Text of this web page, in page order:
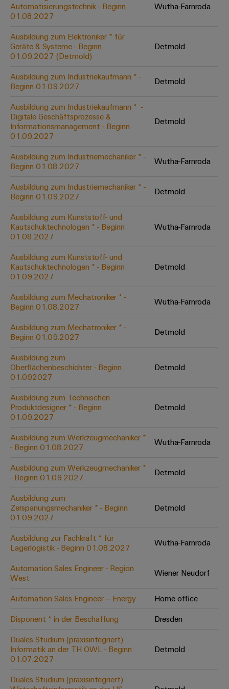
Verbindungslösungen
für
Konventionelle
Energieerzeugung
Zukunftssicherheit
für
bewährte
Maschinenbau
Lösungen
für
verschiedene
Segmente
der
und
Fabrikautomation
Öl
&
Sicherer
Betrieb
mit
Lösungen
für
Prozessindustrie
Mehr
Ressourceneffizienz
durch
Schaltschrankbau
Lösungen
die
Herausforderungen
Schaltschrankbau
Moderne
und
digitale
für
klimafreundliche
im
Schiffbau
Verbindungslösungen
die
maritime
Industrie
Wasseraufbereitung
Systeme
Lösungen
Dezentrale
Automatisierung
Lösungen
IIoT
&
Automation
Software
Industrial
Industrial
Automation
Industrial
IoT
Industrial
Security
Industrial
Service
Platform
easyConnect
Regler
Gerätehersteller
Leiterplattensteckverbinder
&
PCB
Services
Equipment
(OEM)
Elektronikgehäuse
Blitz-
und
Überspannungsschutz
PV
Feldbusverteiler
Automatisierung
&
Software
I/O-
Systeme
Industrial
Ethernet
Touch-
Panels
Engineering-
Visualisierungstools
Energiemessung
und
Smart
Metering
Weidmüller
AI
Access
&
Services
Industrial
Platform
easyConnect
Werkstatt
&
Technischer
Support
Umweltbezogene
Produktkonformität
Engineering
Daten
Technische
Produktkataloge
Reparatur
und
Ersatzteile
Trainings
Webinare
PSIRT
Digitale
Bestellmöglichkeiten
eShop
OCI-
EDI-
Schnittstelle
ALLE
SERVICES
Pressekontakt
Unsere
IIoT
and
Partner
Netzwerk
IIoT
Automation
Solution
finden
Solution
Partner
-
Systemintegratoren
Messen
&
Globale
Messen
&
Events
Offene
Ausbildungs-
und
Studienplätze
Aktuelle
Termine
Workshops
für
Schulklassen
Stellenbörse
Entwicklung
Karriere auf
neues
Distribution
Automatisierungstechnik - Beginn
01.08.2027
Wutha-Farnroda
Ausbildung zum Elektroniker * für
Geräte & Systeme - Beginn
01.09.2027 (Detmold)
Detmold
Ausbildung zum Industriekaufmann * -
Beginn 01.09.2027
Detmold
Ausbildung zum Industriekaufmann * ​ -
Digitale Geschäftsprozesse &
Informationsmanagement - Beginn
01.09.2027
Detmold
Ausbildung zum Industriemechaniker * -
Beginn 01.08.2027
Wutha-Farnroda
Ausbildung zum Industriemechaniker * -
Beginn 01.09.2027
Detmold
Ausbildung zum Kunststoff- und
Kautschuktechnologen * - Beginn
01.08.2027
Wutha-Farnroda
Ausbildung zum Kunststoff- und
Kautschuktechnologen * - Beginn
01.09.2027
Detmold
Ausbildung zum Mechatroniker * -
Beginn 01.08.2027
Wutha-Farnroda
Ausbildung zum Mechatroniker * -
Beginn 01.09.2027
Detmold
Ausbildung zum
Oberflächenbeschichter - Beginn
01.092027
Detmold
Ausbildung zum Technischen
Produktdesigner * - Beginn
01.09.2027
Detmold
Ausbildung zum Werkzeugmechaniker *
- Beginn 01.08.2027
Wutha-Farnroda
Ausbildung zum Werkzeugmechaniker *
- Beginn 01.09.2027
Detmold
Ausbildung zum
Zerspanungsmechaniker * - Beginn
01.09.2027
Detmold
Ausbildung zur Fachkraft * für
Lagerlogistik - Beginn 01.08.2027
Wutha-Farnroda
Automation Sales Engineer - Region
West
Wiener Neudorf
Automation Sales Engineer – Energy
Home office
Disponent * in der Beschaffung
Dresden
Duales Studium (praxisintegriert)
Informatik an der TH OWL - Beginn
01.07.2027
Detmold
Duales Studium (praxisintegriert)